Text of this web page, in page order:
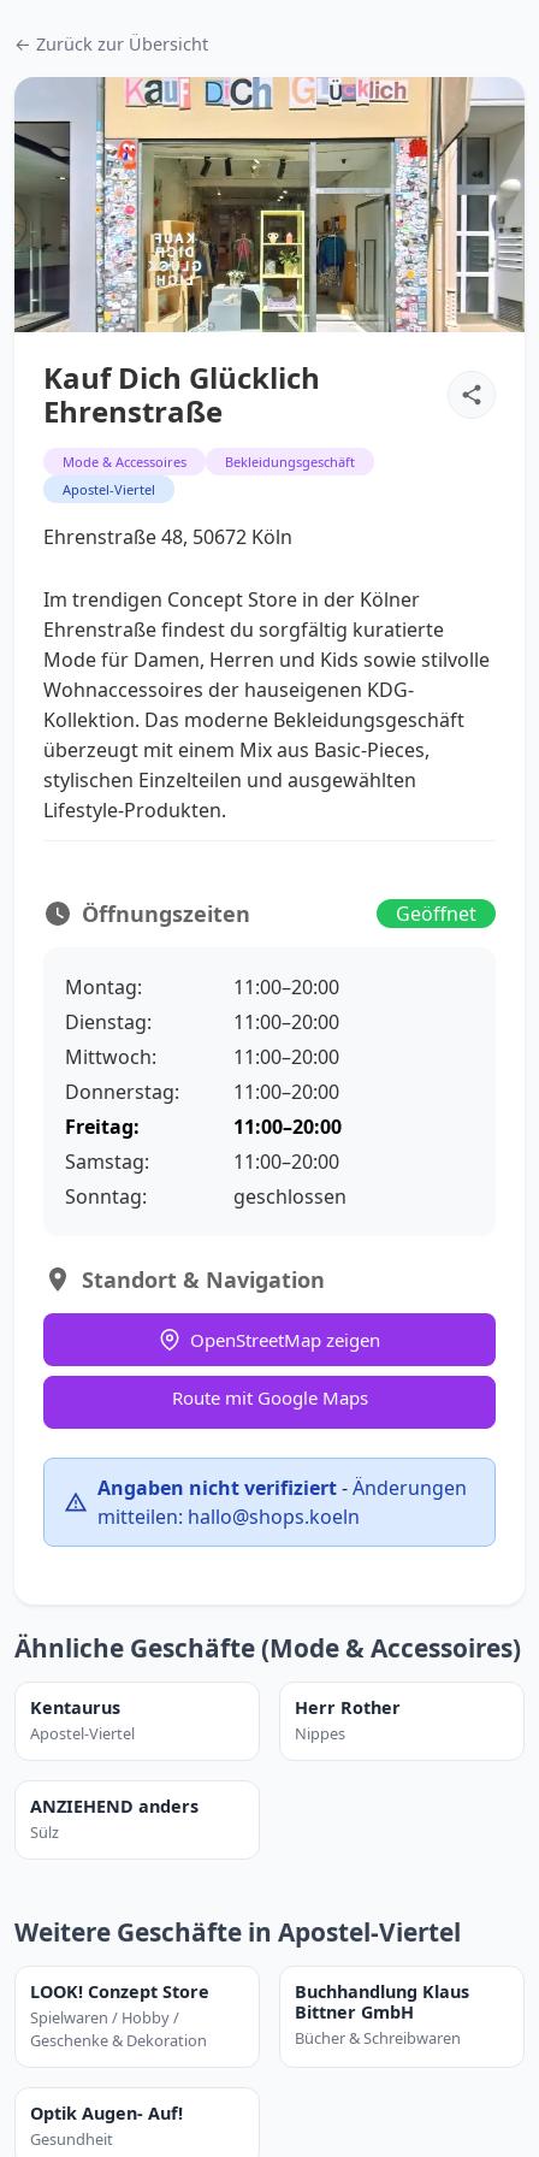
← Zurück zur Übersicht
Kauf Dich Glücklich
Ehrenstraße
Mode & Accessoires
Bekleidungsgeschäft
Apostel-Viertel
Ehrenstraße 48, 50672 Köln
Im trendigen Concept Store in der Kölner
Ehrenstraße findest du sorgfältig kuratierte
Mode für Damen, Herren und Kids sowie stilvolle
Wohnaccessoires der hauseigenen KDG-
Kollektion. Das moderne Bekleidungsgeschäft
überzeugt mit einem Mix aus Basic-Pieces,
stylischen Einzelteilen und ausgewählten
Lifestyle-Produkten.
Öffnungszeiten Geöffnet
Montag:
11:00–20:00
Dienstag:
11:00–20:00
Mittwoch:
11:00–20:00
Donnerstag:
11:00–20:00
Freitag:
11:00–20:00
Samstag:
11:00–20:00
Sonntag:
geschlossen
Standort & Navigation
OpenStreetMap zeigen
Route mit Google Maps
Angaben nicht verifiziert-Änderungen
mitteilen: hallo@shops.koeln
Ähnliche Geschäfte (Mode & Accessoires)
Kentaurus
Apostel-Viertel
Herr Rother
Nippes
ANZIEHEND anders
Sülz
Weitere Geschäfte in Apostel-Viertel
LOOK! Conzept Store
Spielwaren / Hobby /
Geschenke & Dekoration
Buchhandlung Klaus
Bittner GmbH
Bücher & Schreibwaren
Optik Augen- Auf!
Gesundheit